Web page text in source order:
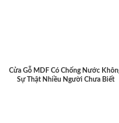
Cửa Gỗ MDF Có Chống Nước
Sự Thật Nhiều Người Chưa Biết